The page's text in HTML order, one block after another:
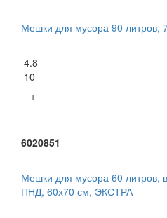
Мешки для мусора 90
4.8
10
+
6020851
Мешки для мусора 60 литров,
ПНД, 60х70 см, ЭКСТРА